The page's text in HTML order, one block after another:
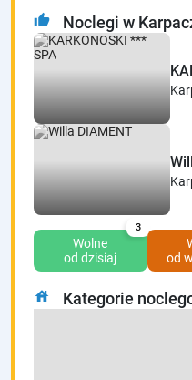
thumb_up Noclegi w
Wolne
od dzisiaj
3
od
house Kategorie